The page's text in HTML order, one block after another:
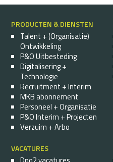
PRODUCTEN & DIENSTEN
Talent + (Organisatie)
Ontwikkeling
P&O Uitbesteding
Digitalisering +
Technologie
Recruitment + Interim
MKB abonnement
Personeel + Organisatie
P&O Interim + Projecten
Verzuim + Arbo
VACATURES